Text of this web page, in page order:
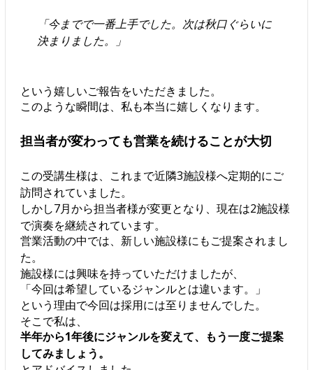
「今までで一番上手でした。次は秋口ぐらいに
決まりました。」
という嬉しいご報告をいただきました。
このような瞬間は、私も本当に嬉しくなります。
担当者が変わっても営業を続けることが大切
この受講生様は、これまで近隣3施設様へ定期的にご
訪問されていました。
しかし7月から担当者様が変更となり、現在は2施設様
で演奏を継続されています。
営業活動の中では、新しい施設様にもご提案されまし
た。
施設様には興味を持っていただけましたが、
「今回は希望しているジャンルとは違います。」
という理由で今回は採用には至りませんでした。
そこで私は、
半年から1年後にジャンルを変えて、もう一度ご提案
してみましょう。